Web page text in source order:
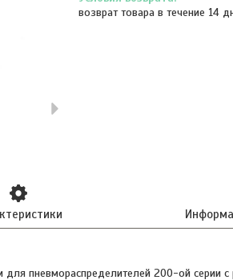
возврат товара в течение 14
пневмораспределителей 200-ой серии с